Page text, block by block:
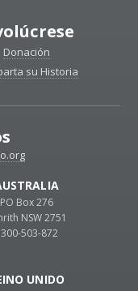
Donación
su Historia
UNIDO
PO Box 276
NSW 2751
503-872